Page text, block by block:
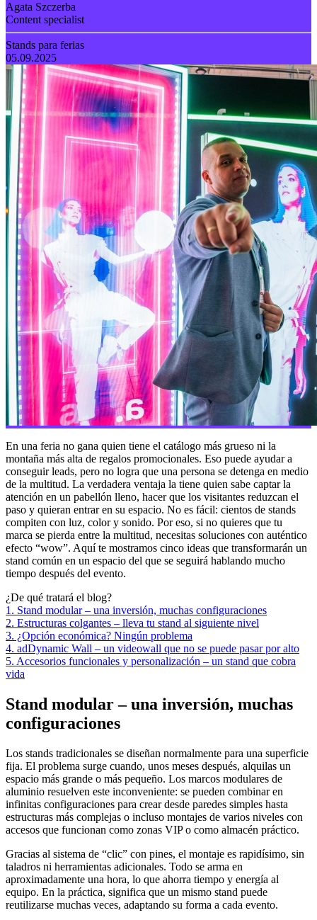
Agata Szczerba
Content specialist
Stands para ferias
05.09.2025
En una feria no gana quien tiene el catálogo más grueso ni la
montaña más alta de regalos promocionales. Eso puede ayudar a
conseguir leads, pero no logra que una persona se detenga en medio
de la multitud. La verdadera ventaja la tiene quien sabe captar la
atención en un pabellón lleno, hacer que los visitantes reduzcan el
paso y quieran entrar en su espacio. No es fácil: cientos de stands
compiten con luz, color y sonido. Por eso, si no quieres que tu
marca se pierda entre la multitud, necesitas soluciones con auténtico
efecto “wow”. Aquí te mostramos cinco ideas que transformarán un
stand común en un espacio del que se seguirá hablando mucho
tiempo después del evento.
¿De qué tratará el blog?
1. Stand modular – una inversión, muchas configuraciones
2. Estructuras colgantes – lleva tu stand al siguiente nivel
3. ¿Opción económica? Ningún problema
4. adDynamic Wall – un videowall que no se puede pasar por alto
5. Accesorios funcionales y personalización – un stand que cobra
vida
Stand modular – una inversión, muchas
configuraciones
Los stands tradicionales se diseñan normalmente para una superficie
fija. El problema surge cuando, unos meses después, alquilas un
espacio más grande o más pequeño. Los marcos modulares de
aluminio resuelven este inconveniente: se pueden combinar en
infinitas configuraciones para crear desde paredes simples hasta
estructuras más complejas o incluso montajes de varios niveles con
accesos que funcionan como zonas VIP o como almacén práctico.
Gracias al sistema de “clic” con pines, el montaje es rapidísimo, sin
taladros ni herramientas adicionales. Todo se arma en
aproximadamente una hora, lo que ahorra tiempo y energía al
equipo. En la práctica, significa que un mismo stand puede
reutilizarse muchas veces, adaptando su forma a cada evento.